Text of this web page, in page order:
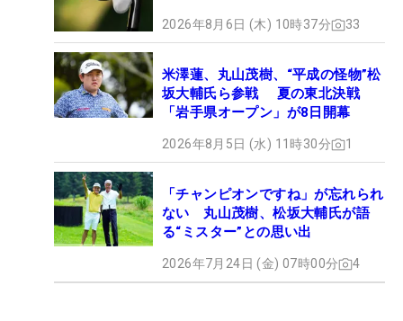
2026年8月6日 (木) 10時37分 33
米澤蓮、丸山茂樹、“平成の怪物”松
坂大輔氏ら参戦 夏の東北決戦
「岩手県オープン」が8日開幕
2026年8月5日 (水) 11時30分 1
「チャンピオンですね」が忘れられ
ない 丸山茂樹、松坂大輔氏が語
る“ミスター”との思い出
2026年7月24日 (金) 07時00分 4